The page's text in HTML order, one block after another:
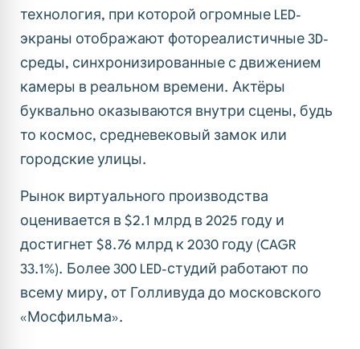
технология, при которой огромные LED-
экраны отображают фотореалистичные 3D-
среды, синхронизированные с движением
камеры в реальном времени. Актёры
буквально оказываются внутри сцены, будь
то космос, средневековый замок или
городские улицы.
Рынок виртуального производства
оценивается в $2.1 млрд в 2025 году и
достигнет $8.76 млрд к 2030 году (CAGR
33.1%). Более 300 LED-студий работают по
всему миру, от Голливуда до московского
«Мосфильма».